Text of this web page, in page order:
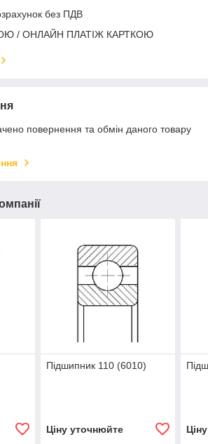
без ПДВ
/ ОНЛАЙН ПЛАТІЖ КАРТКОЮ
повернення та обмін даного товару
Підшипник 110 (6010)
Ціну уточнюйте